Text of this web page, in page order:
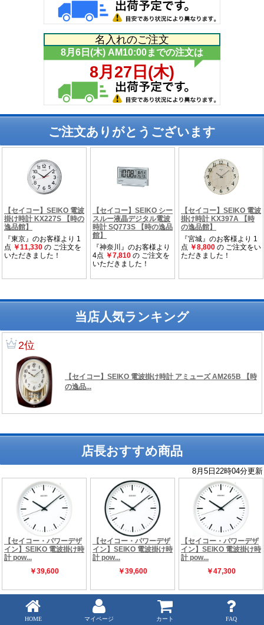
HOME マイページ カート FAQ
名入れのご注文
ご注文ありがとうございます
当店人気ランキング
店長おすすめ商品
Copyright (C) 時の逸品館 ALL rights reserved.